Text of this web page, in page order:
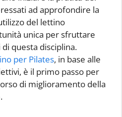
ad approfondire la
del lettino
unica per sfruttare
questa disciplina.
per Pilates, in base alle
è il primo passo per
di miglioramento della